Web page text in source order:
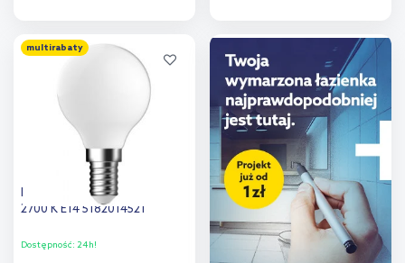
Dodaj do
porównania
Dodaj do
porównania
multirabaty
Nordlux G45 żarówka 1x4 W
2700 K E14 5182014521
Dostępność: 24h!